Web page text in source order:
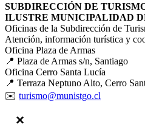
SUBDIRECCIÓN DE
ILUSTRE MUNICIPALIDAD
Oficinas de la Subdirección de
Atención, información turística y
Oficina Plaza de Armas
📍 Plaza de Armas s/n, Santiago
Oficina Cerro Santa Lucía
📍 Terraza Neptuno Alto, Cerro
✉️ turismo@munistgo.cl